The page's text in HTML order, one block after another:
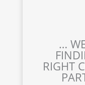
…
RIGHT